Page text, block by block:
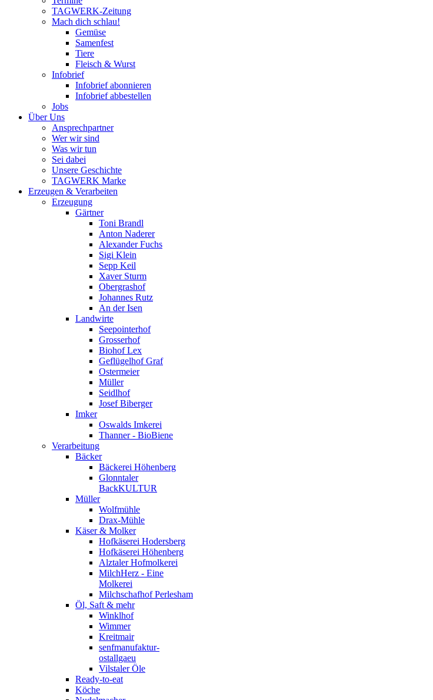
TAGWERK-Zeitung
Mach dich schlau!
Gemüse
Samenfest
Tiere
Fleisch & Wurst
Infobrief
Infobrief abonnieren
Infobrief abbestellen
Jobs
Über Uns
Ansprechpartner
Wer wir sind
Was wir tun
Sei dabei
Unsere Geschichte
TAGWERK Marke
Erzeugen & Verarbeiten
Erzeugung
Gärtner
Toni Brandl
Anton Naderer
Alexander Fuchs
Sigi Klein
Sepp Keil
Xaver Sturm
Obergrashof
Johannes Rutz
An der Isen
Landwirte
Seepointerhof
Grosserhof
Biohof Lex
Geflügelhof Graf
Ostermeier
Müller
Seidlhof
Josef Biberger
Imker
Oswalds Imkerei
Thanner - BioBiene
Verarbeitung
Bäcker
Bäckerei Höhenberg
Glonntaler
BackKULTUR
Müller
Wolfmühle
Drax-Mühle
Käser & Molker
Hofkäserei Hodersberg
Hofkäserei Höhenberg
Alztaler Hofmolkerei
MilchHerz - Eine
Molkerei
Milchschafhof Perlesham
Öl, Saft & mehr
Winklhof
Wimmer
Kreitmair
senfmanufaktur-
ostallgaeu
Vilstaler Öle
Ready-to-eat
Köche